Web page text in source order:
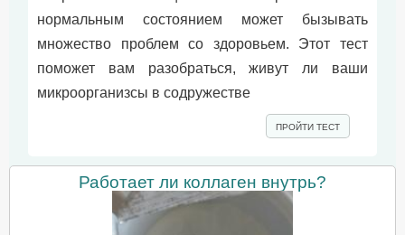
нормальным состоянием может бызывать
множество проблем со здоровьем. Этот тест
поможет вам разобраться, живут ли ваши
микроорганизсы в содружестве
ПРОЙТИ ТЕСТ
Работает ли коллаген внутрь?